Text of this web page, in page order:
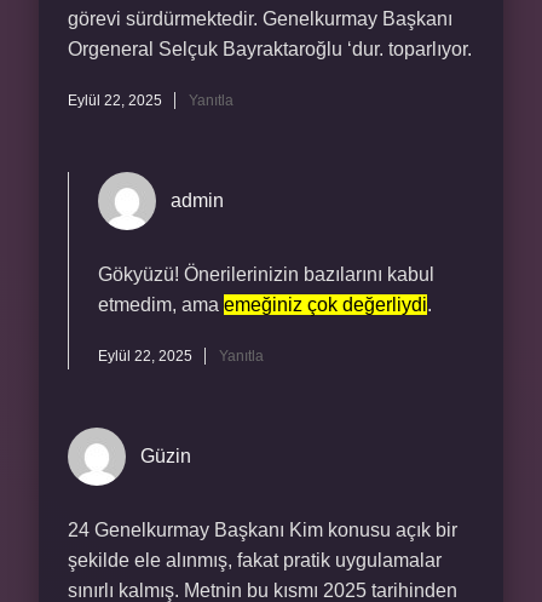
görevi sürdürmektedir. Genelkurmay Başkanı
Orgeneral Selçuk Bayraktaroğlu ‘dur. toparlıyor.
Eylül 22, 2025 Yanıtla
admin
Gökyüzü! Önerilerinizin bazılarını kabul
etmedim, ama emeğiniz çok değerliydi.
Eylül 22, 2025 Yanıtla
Güzin
24 Genelkurmay Başkanı Kim konusu açık bir
şekilde ele alınmış, fakat pratik uygulamalar
sınırlı kalmış. Metnin bu kısmı 2025 tarihinden